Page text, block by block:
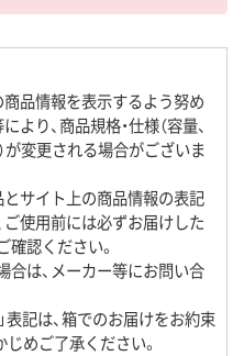
品情報を表示するよう努め
り、商品規格・仕様（容量、
が変更される場合がございま
とサイト上の商品情報の表記
使用前には必ずお届けした
認ください。
合は、メーカー等にお問い合
表記は、箱でのお届けをお約束
めご了承ください。